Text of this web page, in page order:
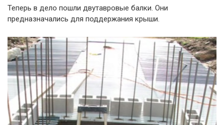
Теперь в дело пошли двутавровые балки. Они
предназначались для поддержания крыши.